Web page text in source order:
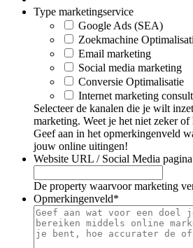
Type marketingservice
Google Ads (SEA)
Zoekmachine
Email marketing
Social media marketing
Conversie Optimalisatie
Internet marketing
Selecteer de kanalen die je wilt
marketing. Weet je het niet zeker of
Geef aan in het opmerkingenveld
jouw online uitingen!
Website URL / Social Media pagina
De property waarvoor marketing
Opmerkingenveld*